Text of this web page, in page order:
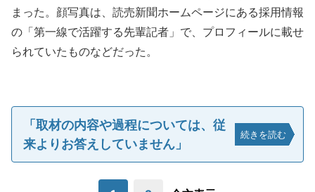
まった。顔写真は、読売新聞ホームページにある採用情報
の「第一線で活躍する先輩記者」で、プロフィールに載せ
られていたものなどだった。
「取材の内容や過程については、従
来よりお答えしていません」
続きを読む